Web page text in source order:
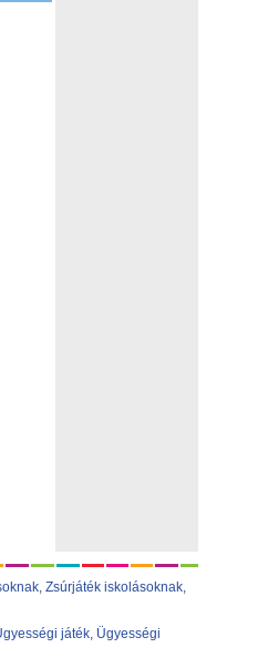
Zsúrjáték iskolásoknak,
játék, Ügyességi